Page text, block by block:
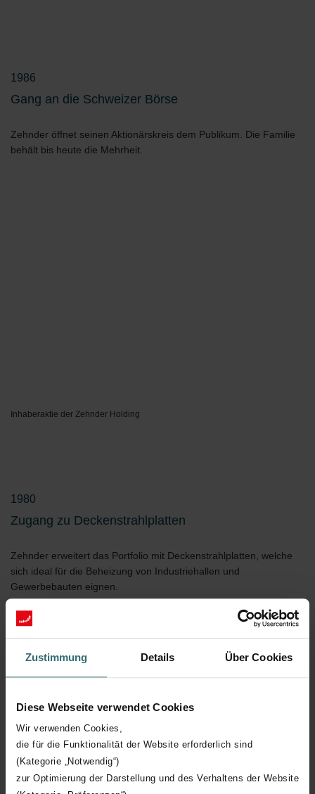
Zustimmung Details Über Cookies
Diese Webseite verwendet Cookies
Wir verwenden Cookies,
die für die Funktionalität der Website erforderlich sind
(Kategorie „Notwendig“)
zur Optimierung der Darstellung und des Verhaltens der Website
1986
Gang an die Schweizer Börse
Zehnder öffnet seinen Aktionärskreis dem Publikum. Die Familie
behält bis heute die Mehrheit.
Inhaberaktie der Zehnder Holding
1980
Zugang zu Deckenstrahlplatten
Zehnder erweitert das Portfolio mit Deckenstrahlplatten, welche
sich ideal für die Beheizung von Industriehallen und
Gewerbebauten eignen.